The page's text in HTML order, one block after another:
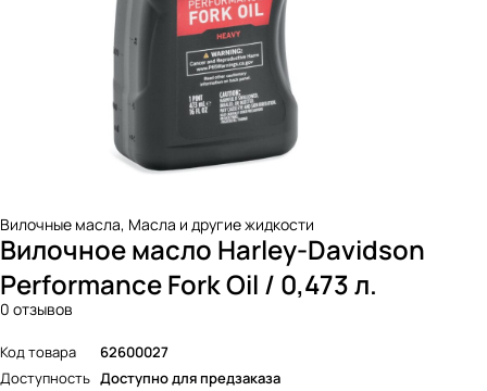
Вилочные масла, Масла и другие жидкости
Вилочное масло Harley-Davidson
Performance Fork Oil / 0,473 л.
0 отзывов
Код товара
62600027
Доступность Доступно для предзаказа